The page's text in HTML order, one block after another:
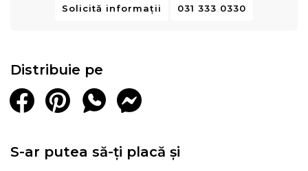
Solicită informații 031 333 0330
Distribuie pe
S-ar putea să-ți placă și